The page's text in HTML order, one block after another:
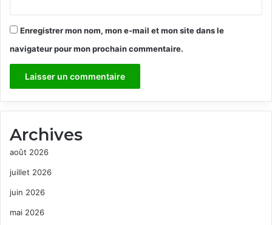
Enregistrer mon nom, mon e-mail et mon site dans le
navigateur pour mon prochain commentaire.
Archives
août 2026
juillet 2026
juin 2026
mai 2026